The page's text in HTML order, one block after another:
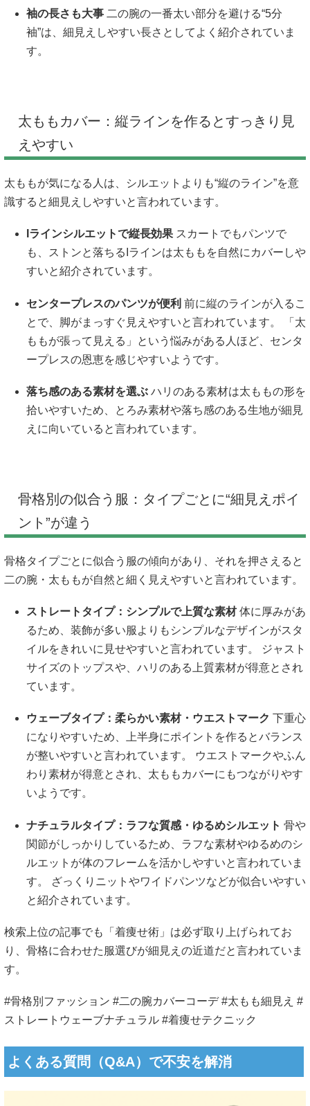
袖の長さも大事 二の腕の一番太い部分を避ける“5分
袖”は、細見えしやすい長さとしてよく紹介されていま
す。
太ももカバー：縦ラインを作るとすっきり見
えやすい
太ももが気になる人は、シルエットよりも“縦のライン”を意
識すると細見えしやすいと言われています。
Iラインシルエットで縦長効果 スカートでもパンツで
も、ストンと落ちるIラインは太ももを自然にカバーしや
すいと紹介されています。
センタープレスのパンツが便利 前に縦のラインが入るこ
とで、脚がまっすぐ見えやすいと言われています。 「太
ももが張って見える」という悩みがある人ほど、センタ
ープレスの恩恵を感じやすいようです。
落ち感のある素材を選ぶ ハリのある素材は太ももの形を
拾いやすいため、とろみ素材や落ち感のある生地が細見
えに向いていると言われています。
骨格別の似合う服：タイプごとに“細見えポイ
ント”が違う
骨格タイプごとに似合う服の傾向があり、それを押さえると
二の腕・太ももが自然と細く見えやすいと言われています。
ストレートタイプ：シンプルで上質な素材体に厚みがあ
るため、装飾が多い服よりもシンプルなデザインがスタ
イルをきれいに見せやすいと言われています。 ジャスト
サイズのトップスや、ハリのある上質素材が得意とされ
ています。
ウェーブタイプ：柔らかい素材・ウエストマーク 下重心
になりやすいため、上半身にポイントを作るとバランス
が整いやすいと言われています。 ウエストマークやふん
わり素材が得意とされ、太ももカバーにもつながりやす
いようです。
ナチュラルタイプ：ラフな質感・ゆるめシルエット 骨や
関節がしっかりしているため、ラフな素材やゆるめのシ
ルエットが体のフレームを活かしやすいと言われていま
す。 ざっくりニットやワイドパンツなどが似合いやすい
と紹介されています。
検索上位の記事でも「着痩せ術」は必ず取り上げられてお
り、骨格に合わせた服選びが細見えの近道だと言われていま
す。
#骨格別ファッション #二の腕カバーコーデ #太もも細見え #
ストレートウェーブナチュラル #着痩せテクニック
よくある質問（Q&A）で不安を解消